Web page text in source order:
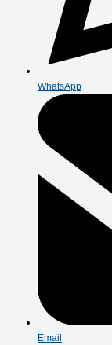
WhatsApp
Email